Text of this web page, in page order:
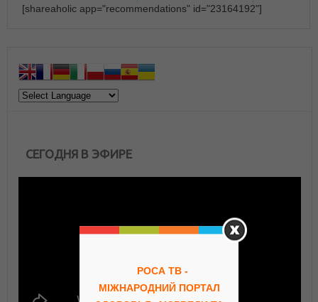
[shareaholic app="recommendations" id="23164192"]
СЕГОДНЯ В ЭФИРЕ
РОСА ТВ -
МІЖНАРОДНИЙ ПОРТАЛ